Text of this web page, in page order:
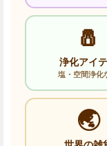
🧂
浄化アイ
塩・空間浄化
🌏